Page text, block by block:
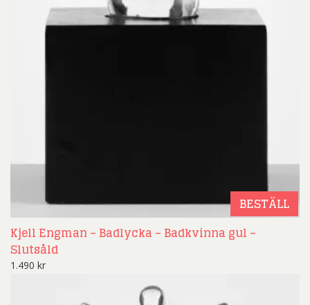
BESTÄLL
Kjell Engman – Badlycka – Badkvinna gul –
Slutsåld
1.490 kr